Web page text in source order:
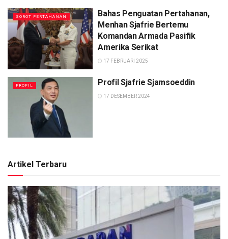
SOROT PERTAHANAN
Bahas Penguatan Pertahanan,
Menhan Sjafrie Bertemu
Komandan Armada Pasifik
Amerika Serikat
17 FEBRUARI 2025
PROFIL Profil Sjafrie Sjamsoeddin
17 DESEMBER 2024
Artikel Terbaru